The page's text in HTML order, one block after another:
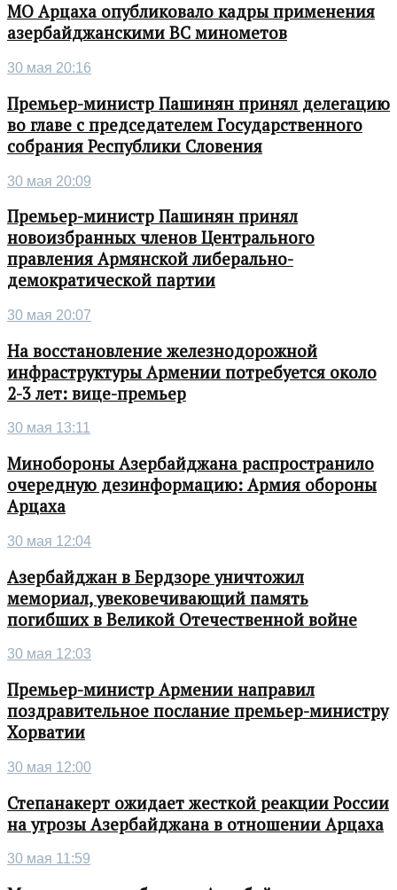
МО Арцаха опубликовало кадры применения
азербайджанскими ВС минометов
30 мая 20:16
Премьер-министр Пашинян принял делегацию
во главе с председателем Государственного
собрания Республики Словения
30 мая 20:09
Премьер-министр Пашинян принял
новоизбранных членов Центрального
правления Армянской либерально-
демократической партии
30 мая 20:07
На восстановление железнодорожной
инфраструктуры Армении потребуется около
2-3 лет: вице-премьер
30 мая 13:11
Минобороны Азербайджана распространило
очередную дезинформацию: Армия обороны
Арцаха
30 мая 12:04
Азербайджан в Бердзоре уничтожил
мемориал, увековечивающий память
погибших в Великой Отечественной войне
30 мая 12:03
Премьер-министр Армении направил
поздравительное послание премьер-министру
Хорватии
30 мая 12:00
Степанакерт ожидает жесткой реакции России
на угрозы Азербайджана в отношении Арцаха
30 мая 11:59